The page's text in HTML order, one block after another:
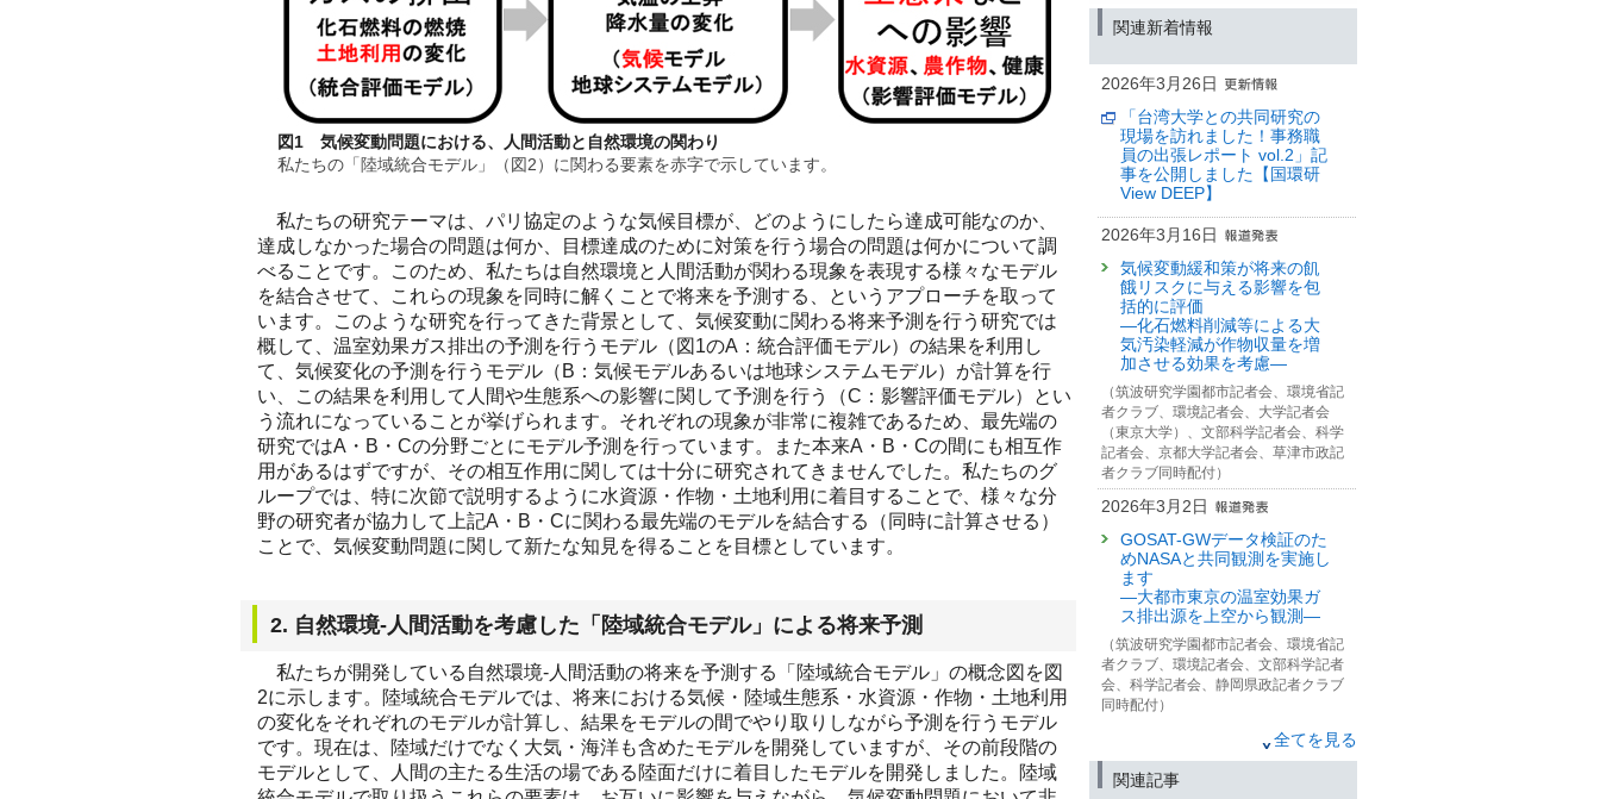
図1 気候変動問題における、人間活動と自然環境の関わり
私たちの「陸域統合モデル」（図2）に関わる要素を赤字で示しています。
私たちの研究テーマは、パリ協定のような気候目標が、どのようにしたら達成可能なのか、
達成しなかった場合の問題は何か、目標達成のために対策を行う場合の問題は何かについて調
べることです。このため、私たちは自然環境と人間活動が関わる現象を表現する様々なモデル
を結合させて、これらの現象を同時に解くことで将来を予測する、というアプローチを取って
います。このような研究を行ってきた背景として、気候変動に関わる将来予測を行う研究では
概して、温室効果ガス排出の予測を行うモデル（図1のA：統合評価モデル）の結果を利用し
て、気候変化の予測を行うモデル（B：気候モデルあるいは地球システムモデル）が計算を行
い、この結果を利用して人間や生態系への影響に関して予測を行う（C：影響評価モデル）とい
う流れになっていることが挙げられます。それぞれの現象が非常に複雑であるため、最先端の
研究ではA・B・Cの分野ごとにモデル予測を行っています。また本来A・B・Cの間にも相互作
用があるはずですが、その相互作用に関しては十分に研究されてきませんでした。私たちのグ
ループでは、特に次節で説明するように水資源・作物・土地利用に着目することで、様々な分
野の研究者が協力して上記A・B・Cに関わる最先端のモデルを結合する（同時に計算させる）
ことで、気候変動問題に関して新たな知見を得ることを目標としています。
2. 自然環境-人間活動を考慮した「陸域統合モデル」による将来予測
私たちが開発している自然環境-人間活動の将来を予測する「陸域統合モデル」の概念図を図
2に示します。陸域統合モデルでは、将来における気候・陸域生態系・水資源・作物・土地利用
の変化をそれぞれのモデルが計算し、結果をモデルの間でやり取りしながら予測を行うモデル
です。現在は、陸域だけでなく大気・海洋も含めたモデルを開発していますが、その前段階の
モデルとして、人間の主たる生活の場である陸面だけに着目したモデルを開発しました。陸域
関連新着情報
2026年3月26日
「台湾大学との共同研究の
現場を訪れました！事務職
員の出張レポート vol.2」記
事を公開しました【国環研
View DEEP】
2026年3月16日
気候変動緩和策が将来の飢
餓リスクに与える影響を包
括的に評価
—化石燃料削減等による大
気汚染軽減が作物収量を増
加させる効果を考慮—
（筑波研究学園都市記者会、環境省記
者クラブ、環境記者会、大学記者会
（東京大学）、文部科学記者会、科学
記者会、京都大学記者会、草津市政記
者クラブ同時配付）
2026年3月2日
GOSAT-GWデータ検証のた
めNASAと共同観測を実施し
ます
—大都市東京の温室効果ガ
ス排出源を上空から観測—
（筑波研究学園都市記者会、環境省記
者クラブ、環境記者会、文部科学記者
会、科学記者会、静岡県政記者クラブ
同時配付）
「暑さが当たり前になる時
代の働き方とは？」記事を
全てを見る
関連記事